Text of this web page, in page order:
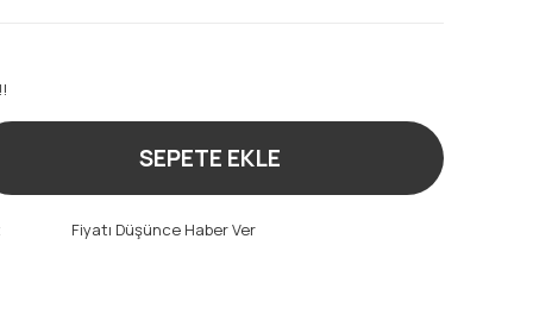
SEPETE EKLE
Fiyatı Düşünce Haber Ver